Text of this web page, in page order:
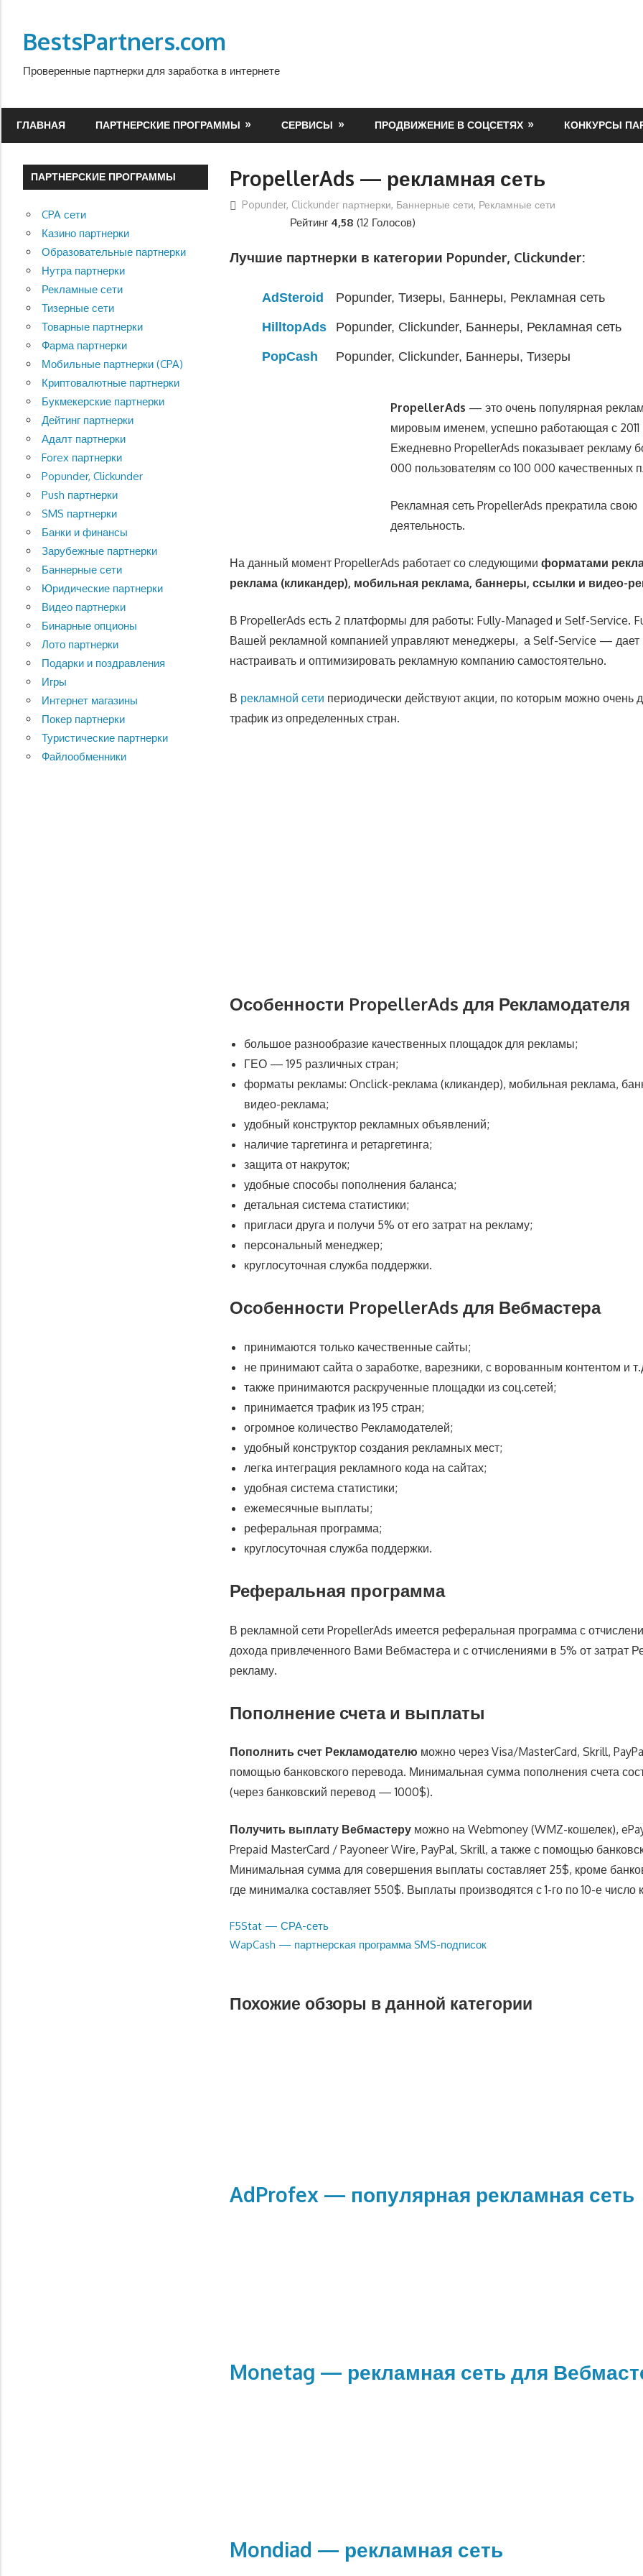
содержимому
BestsPartners.com
Проверенные партнерки для заработка в интернете
ГЛАВНАЯ ПАРТНЕРСКИЕ ПРОГРАММЫ СЕРВИСЫ ПРОДВИЖЕНИЕ В СОЦСЕТЯХ КОНКУРСЫ
PropellerAds — рекламная сеть
Popunder, Clickunder партнерки, Баннерные сети, Рекламные сети
Рейтинг 4,58 (12 Голосов)
Лучшие партнерки в категории Popunder, Clickunder:
AdSteroid Popunder, Тизеры, Баннеры, Рекламная сеть
HilltopAds Popunder, Clickunder, Баннеры, Рекламная сеть
PopCash Popunder, Clickunder, Баннеры, Тизеры
PropellerAds — это очень популярная
мировым именем, успешно работающая с 2011
Ежедневно PropellerAds показывает рекламу
000 пользователям со 100 000 качественных
Рекламная сеть PropellerAds прекратила свою
деятельность.
На данный момент PropellerAds работает со следующимиформатами
реклама (кликандер), мобильная реклама, баннеры, ссылки и видео-
В PropellerAds есть 2 платформы для работы: Fully-Managed и Self-Service.
Вашей рекламной компанией управляют менеджеры, а Self-Service — дает
настраивать и оптимизировать рекламную компанию самостоятельно.
В рекламной сети периодически действуют акции, по которым можно очень
трафик из определенных стран.
Особенности PropellerAds для Рекламодателя
большое разнообразие качественных площадок для рекламы;
ГЕО — 195 различных стран;
форматы рекламы: Onclick-реклама (кликандер), мобильная реклама,
видео-реклама;
удобный конструктор рекламных объявлений;
наличие таргетинга и ретаргетинга;
защита от накруток;
удобные способы пополнения баланса;
детальная система статистики;
пригласи друга и получи 5% от его затрат на рекламу;
персональный менеджер;
круглосуточная служба поддержки.
Особенности PropellerAds для Вебмастера
принимаются только качественные сайты;
не принимают сайта о заработке, варезники, с ворованным контентом и
также принимаются раскрученные площадки из соц.сетей;
принимается трафик из 195 стран;
огромное количество Рекламодателей;
удобный конструктор создания рекламных мест;
легка интеграция рекламного кода на сайтах;
удобная система статистики;
ежемесячные выплаты;
реферальная программа;
круглосуточная служба поддержки.
Реферальная программа
В рекламной сети PropellerAds имеется реферальная программа с
дохода привлеченного Вами Вебмастера и с отчислениями в 5% от затрат
рекламу.
Пополнение счета и выплаты
Пополнить счет Рекламодателю можно через Visa/MasterCard, Skrill,
помощью банковского перевода. Минимальная сумма пополнения счета
(через банковский перевод — 1000$).
Получить выплату Вебмастеру можно на Webmoney (WMZ-кошелек),
Prepaid MasterCard / Payoneer Wire, PayPal, Skrill, а также с помощью
Минимальная сумма для совершения выплаты составляет 25$, кроме
где минималка составляет 550$. Выплаты производятся с 1-го по 10-е число
Навигация
Предыдущая
запись:
F5Stat — СРА-сеть
Следующая
WapCash — партнерская программа SMS-подписок
Похожие обзоры в данной категории
AdProfex — популярная рекламная сеть
Monetag — рекламная сеть для
Mondiad — рекламная сеть
ПАРТНЕРСКИЕ ПРОГРАММЫ
CPA сети
Казино партнерки
Образовательные партнерки
Нутра партнерки
Рекламные сети
Тизерные сети
Товарные партнерки
Фарма партнерки
Мобильные партнерки (CPA)
Криптовалютные партнерки
Букмекерские партнерки
Дейтинг партнерки
Адалт партнерки
Forex партнерки
Popunder, Clickunder
Push партнерки
SMS партнерки
Банки и финансы
Зарубежные партнерки
Баннерные сети
Юридические партнерки
Видео партнерки
Бинарные опционы
Лото партнерки
Подарки и поздравления
Игры
Интернет магазины
Покер партнерки
Туристические партнерки
Файлообменники